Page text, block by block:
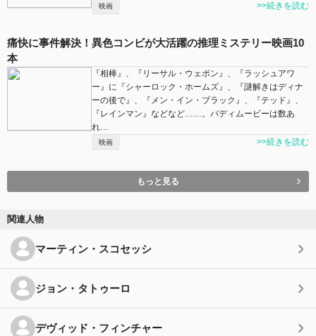
映画 >>続きを読む
痛快に事件解決！異色コンビが大活躍の推理ミステリー映画10
本
『相棒』、『リーサル・ウェポン』、『ラッシュアワ
ー』に『シャーロック・ホームズ』、『謎解きはディナ
ーの後で』、『メン・イン・ブラック』、『テッド』、
『レインマン』などなど……。バディムービーは数あ
れ…
映画 >>続きを読む
もっと見る
関連人物
マーティン・スコセッシ
ジョン・タトゥーロ
デヴィッド・フィンチャー